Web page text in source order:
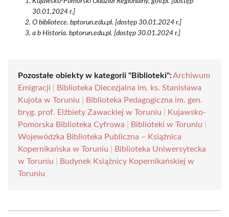
30.01.2024 r.]
O bibliotece. bptorun.edu.pl. [dostęp 30.01.2024 r.]
a b Historia. bptorun.edu.pl. [dostęp 30.01.2024 r.]
Pozostałe obiekty w kategorii "Biblioteki":Archiwum
Emigracji
Biblioteka Diecezjalna im. ks. Stanisława
Kujota w Toruniu
Biblioteka Pedagogiczna im. gen.
bryg. prof. Elżbiety Zawackiej w Toruniu
Kujawsko-
Pomorska Biblioteka Cyfrowa
Biblioteki w Toruniu
Wojewódzka Biblioteka Publiczna – Książnica
Kopernikańska w Toruniu
Biblioteka Uniwersytecka
w Toruniu
Budynek Książnicy Kopernikańskiej w
Toruniu